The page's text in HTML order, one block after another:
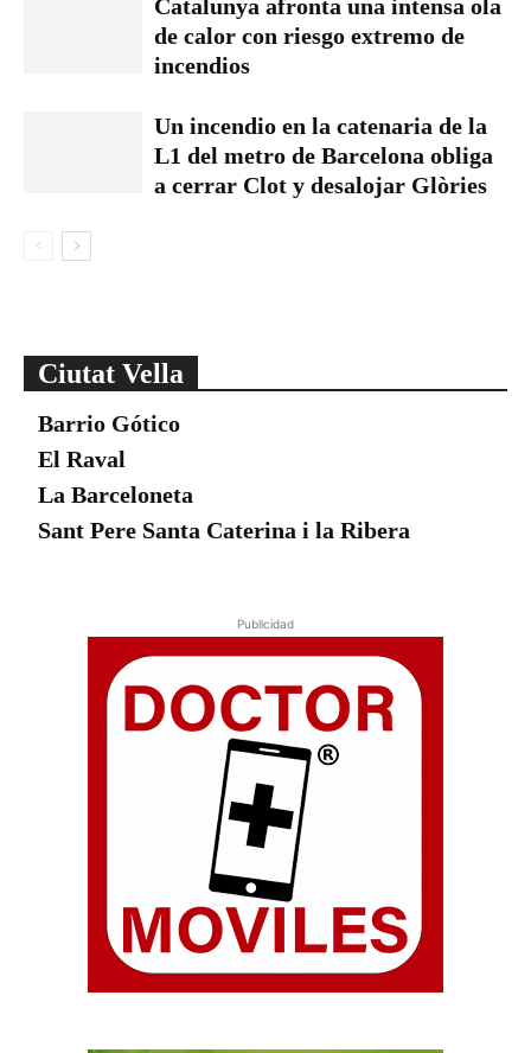
Catalunya afronta una intensa ola
de calor con riesgo extremo de
incendios
Un incendio en la catenaria de la
L1 del metro de Barcelona obliga
a cerrar Clot y desalojar Glòries
Ciutat Vella
Barrio Gótico
El Raval
La Barceloneta
Sant Pere Santa Caterina i la Ribera
Publicidad